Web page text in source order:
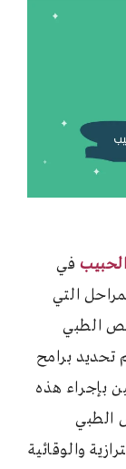
في
التي
الطبي
برامح
بإجراء هذه
الطبي
والوقائية